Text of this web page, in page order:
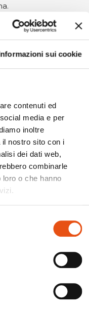
sui cookie
contenuti ed
media e per
inoltre
nostro sito con i
dei dati web,
combinarle
o che hanno
che
stato niente
potesse
di maturità, un
ritrova con i
e le
senno di
per
con una
verso l’Iran.